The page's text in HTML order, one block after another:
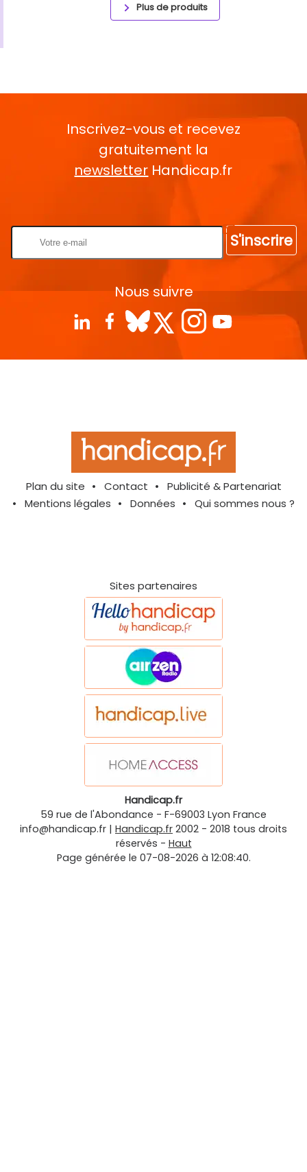
Plus de produits
Inscrivez-vous et recevez
gratuitement la
newsletter Handicap.fr
S'inscrire
Nous suivre
Plan du site Contact
Publicité & Partenariat
Mentions légales
Données Qui sommes nous ?
Sites partenaires
Handicap.fr
59 rue de l'Abondance - F-69003 Lyon France
info@handicap.fr | Handicap.fr 2002 - 2018 tous droits
réservés - Haut
Page générée le 07-08-2026 à 12:08:40.